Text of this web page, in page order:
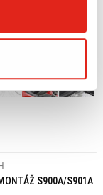
S900A/S901A